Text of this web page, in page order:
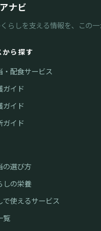
ナビ
らしを支える情報を、この一
から探す
・配食サービス
ガイド
ガイド
ガイド
の選び方
しの栄養
で使えるサービス
覧